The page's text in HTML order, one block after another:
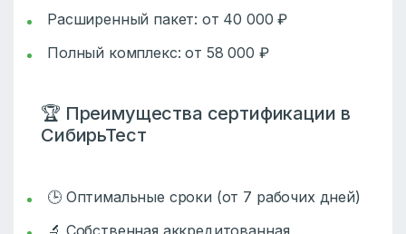
Расширенный пакет: от 40 000 ₽
Полный комплекс: от 58 000 ₽
🏆 Преимущества сертификации в
СибирьТест
🕒 Оптимальные сроки (от 7 рабочих дней)
🔬 Собственная аккредитованная